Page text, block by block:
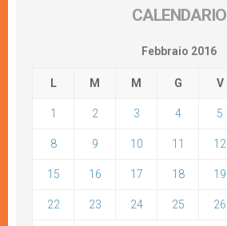
CALENDARIO
Febbraio 2016
L M M G V
1 2 3 4 5
8 9 10 11 12
15 16 17 18 19
22 23 24 25 26